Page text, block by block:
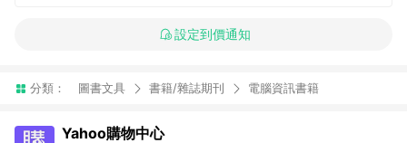
設定到價通知
分類： 圖書文具 書籍/雜誌期刊 電腦資訊書籍
Yahoo購物中心